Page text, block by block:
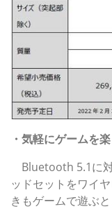
・気軽にゲームを
Bluetooth 5.1に
ッドセットをワイ
きもゲームで遊ぶ